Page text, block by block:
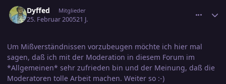
Dyffed Mitglieder
25. Februar 200521 J.
Um Mißverständnissen vorzubeugen möchte ich hier mal
sagen, daß ich mit der Moderation in diesem Forum im
*Allgemeinen* sehr zufrieden bin und der Meinung, daß die
Moderatoren tolle Arbeit machen. Weiter so :-)